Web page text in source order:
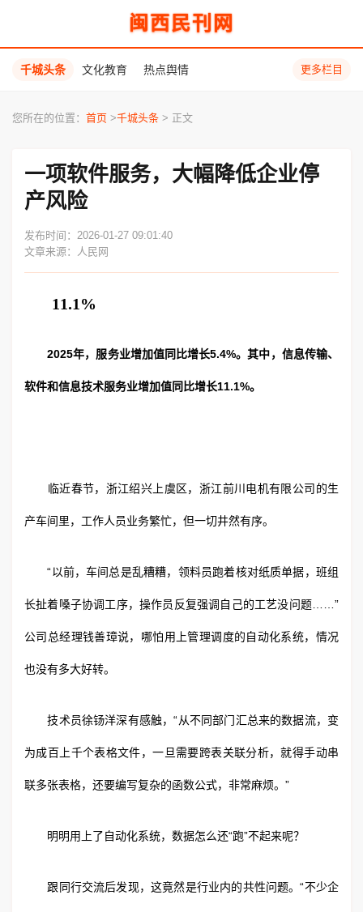
闽西民刊网
千城头条 文化教育 热点舆情 更多栏目
您所在的位置： 首页 >千城头条 > 正文
一项软件服务，大幅降低企业停
产风险
发布时间：2026-01-27 09:01:40
文章来源：人民网
11.1%
2025年，服务业增加值同比增长5.4%。其中，信息传输、
软件和信息技术服务业增加值同比增长11.1%。
临近春节，浙江绍兴上虞区，浙江前川电机有限公司的生
产车间里，工作人员业务繁忙，但一切井然有序。
“以前，车间总是乱糟糟，领料员跑着核对纸质单据，班组
长扯着嗓子协调工序，操作员反复强调自己的工艺没问题……”
公司总经理钱善璋说，哪怕用上管理调度的自动化系统，情况
也没有多大好转。
技术员徐钖洋深有感触，“从不同部门汇总来的数据流，变
为成百上千个表格文件，一旦需要跨表关联分析，就得手动串
联多张表格，还要编写复杂的函数公式，非常麻烦。”
明明用上了自动化系统，数据怎么还“跑”不起来呢？
跟同行交流后发现，这竟然是行业内的共性问题。“不少企